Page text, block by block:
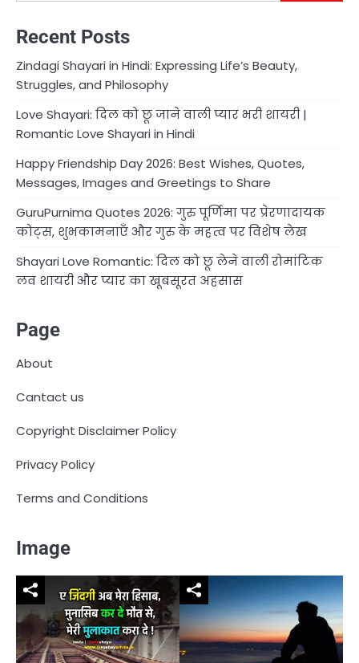
Recent Posts
Zindagi Shayari in Hindi: Expressing Life’s Beauty,
Struggles, and Philosophy
Love Shayari: दिल को छू जाने वाली प्यार भरी शायरी |
Romantic Love Shayari in Hindi
Happy Friendship Day 2026: Best Wishes, Quotes,
Messages, Images and Greetings to Share
GuruPurnima Quotes 2026: गुरु पूर्णिमा पर प्रेरणादायक
कोट्स, शुभकामनाएँ और गुरु के महत्व पर विशेष लेख
Shayari Love Romantic: दिल को छू लेने वाली रोमांटिक
लव शायरी और प्यार का खूबसूरत अहसास
Page
About
Cantact us
Copyright Disclaimer Policy
Privacy Policy
Terms and Conditions
Image